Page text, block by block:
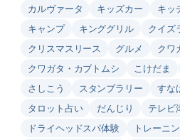
カルヴァータ
キッズカー キッ
キャンプ
キンググリル クイズ
クリスマスリース
グルメ
クワ
クワガタ・カブトムシ
こけだま
さしこう
スタンプラリー すな
タロット占い
だんじり テレビ
ドライヘッドスパ体験
トレーニ